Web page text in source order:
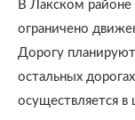
В Лакском районе
ограничено
Дорогу
остальных
осуществляется